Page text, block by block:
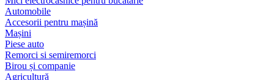
Automobile
Accesorii pentru mașină
Mașini
Piese auto
Remorci si semiremorci
Birou și companie
Agricultură